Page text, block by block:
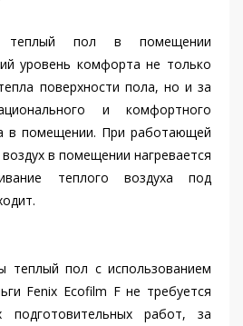
теплый пол в помещении
уровень комфорта не только
поверхности пола, но и за
и комфортного
в помещении. При работающей
в помещении нагревается
теплого воздуха под
теплый пол с использованием
Fenix Ecofilm F не требуется
подготовительных работ, за